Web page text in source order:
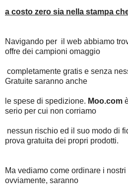
a costo zero sia nella stampa
Navigando per il web abbiamo
offre dei campioni omaggio
completamente gratis e senza
Gratuite saranno anche
le spese di spedizione. Moo.com
serio per cui non corriamo
nessun rischio ed il suo modo di
prova gratuita dei propri prodotti.
Ma vediamo come ordinare i
ovviamente, saranno